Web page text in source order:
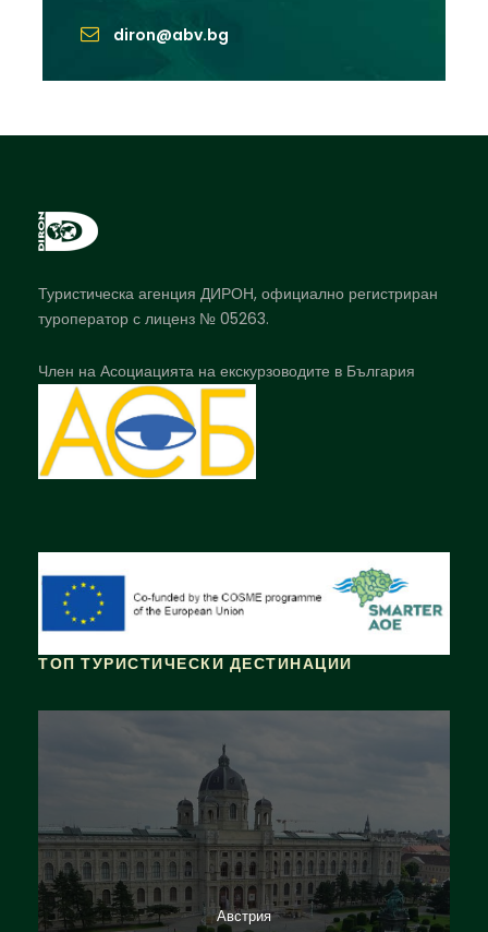
diron@abv.bg
Туристическа агенция ДИРОН, официално регистриран
туроператор с лиценз № 05263.
Член на Асоциацията на екскурзоводите в България
ТОП ТУРИСТИЧЕСКИ ДЕСТИНАЦИИ
Австрия